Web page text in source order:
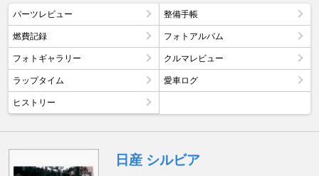
パーツレビュー 整備手帳
燃費記録 フォトアルバム
フォトギャラリー クルマレビュー
ラップタイム 愛車ログ
ヒストリー
日産 シルビア